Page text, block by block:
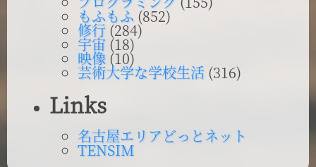
もふもふ (852)
修行 (284)
宇宙 (18)
映像 (10)
芸術大学な学校生活 (316)
Links
名古屋エリアどっとネット
TENSIM